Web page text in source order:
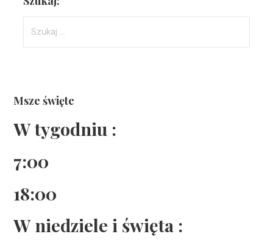
Msze święte
W tygodniu :
7:00
18:00
W niedziele i święta :